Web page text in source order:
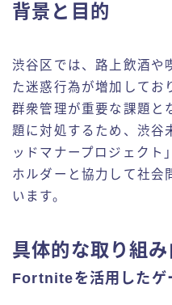
背景と目的
渋谷区では、路上飲酒や
た迷惑行為が増加してお
群衆管理が重要な課題と
題に対処するため、渋谷
ッドマナープロジェクト
ホルダーと協力して社会
います。
具体的な取り組
Fortniteを活用したゲ